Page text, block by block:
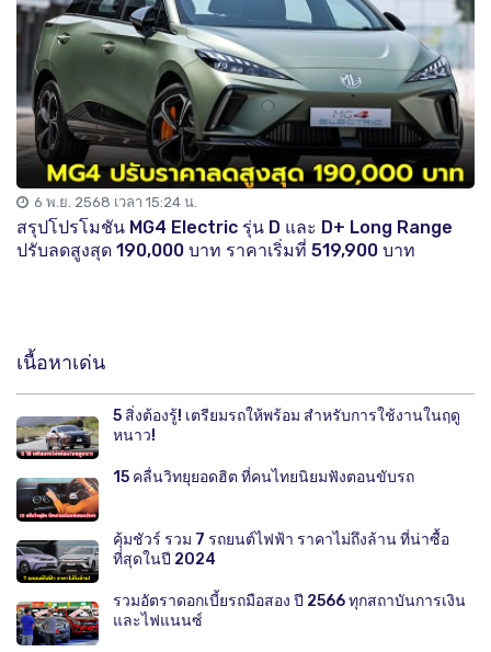
6 พ.ย. 2568 เวลา 15:24 น.
สรุปโปรโมชัน MG4 Electric รุ่น D และ D+ Long Range
ปรับลดสูงสุด 190,000 บาท ราคาเริ่มที่ 519,900 บาท
เนื้อหาเด่น
5 สิ่งต้องรู้! เตรียมรถให้พร้อม สำหรับการใช้งานในฤดู
หนาว!
15 คลื่นวิทยุยอดฮิต ที่คนไทยนิยมฟังตอนขับรถ
คุ้มชัวร์ รวม 7 รถยนต์ไฟฟ้า ราคาไม่ถึงล้าน ที่น่าซื้อ
ที่สุดในปี 2024
รวมอัตราดอกเบี้ยรถมือสอง ปี 2566 ทุกสถาบันการเงิน
และไฟแนนซ์